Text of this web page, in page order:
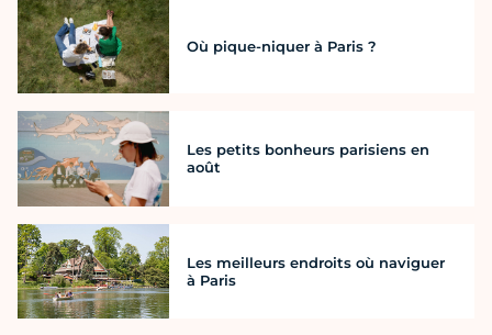
Où pique-niquer à Paris ?
Les petits bonheurs parisiens en
août
Les meilleurs endroits où naviguer
à Paris